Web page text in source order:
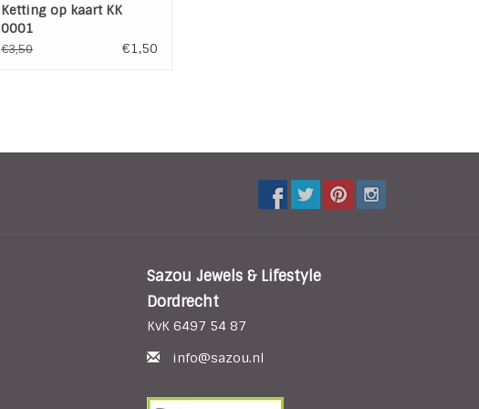
Ketting op kaart KK
0001
€3,50 €1,50
Sazou Jewels & Lifestyle
Dordrecht
KvK 6497 54 87
info@sazou.nl